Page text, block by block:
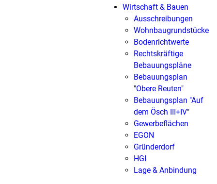
Wirtschaft & Bauen
Ausschreibungen
Wohnbaugrundstücke
Bodenrichtwerte
Rechtskräftige
Bebauungspläne
Bebauungsplan
"Obere Reuten"
Bebauungsplan "Auf
dem Ösch III+IV"
Gewerbeflächen
EGON
Gründerdorf
HGI
Lage & Anbindung